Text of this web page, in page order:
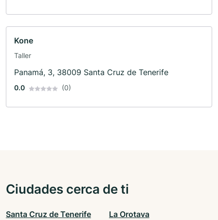
Kone
Taller
Panamá, 3, 38009 Santa Cruz de Tenerife
0.0 (0)
Ciudades cerca de ti
Santa Cruz de Tenerife La Orotava